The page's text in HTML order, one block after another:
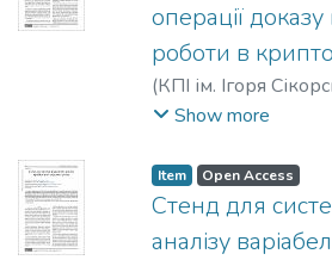
операції
роботи в
(КПІ ім. Ігоря
Сергій
Show more
Item Open Access
Стенд для
аналізу